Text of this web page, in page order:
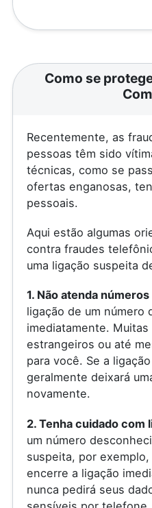
Como se
Recentemente, as
pessoas têm sido
técnicas, como se
ofertas enganosas,
pessoais.
Aqui estão algumas
contra fraudes
uma ligação suspeita
1. Não atenda
ligação de um número
imediatamente.
estrangeiros ou até
para você. Se a
geralmente deixará
novamente.
2. Tenha cuidado com
um número
suspeita, por
encerre a ligação
nunca pedirá seus